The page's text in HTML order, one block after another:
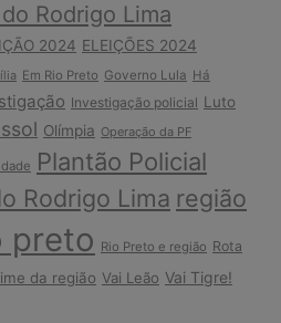
Rodrigo Lima
2024 ELEIÇÕES 2024
Em Rio Preto Governo Lula Há
Investigação policial Luto
Olímpia Operação da PF
Plantão Policial
Rodrigo Lima região
preto Rio Preto e região Rota
da região Vai Leão Vai Tigre!